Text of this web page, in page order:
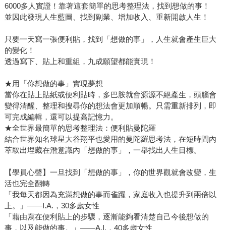
6000多人實證！靠著這套簡單的思考整理法，找到想做的事！
並因此發現人生藍圖、找到副業、增加收入、重新開啟人生！
只要一天寫一張便利貼，找到「想做的事」，人生就會產生巨大
的變化！
透過寫下、貼上和重組，九成願望都能實現！
★用「你想做的事」實現夢想
當你在貼上貼紙或便利貼時，多巴胺就會源源不絕產生，頭腦會
變得清醒、整理和搜尋你的想法會更加順暢。只需重新排列，即
可完成編輯，還可以提高記憶力。
★全世界最簡單的思考整理法：便利貼曼陀羅
結合世界知名球星大谷翔平也愛用的曼陀羅思考法，在短時間內
萃取出埋藏在潛意識內「想做的事」，一舉找出人生目標。
【學員心聲】一旦找到「想做的事」，你的世界觀就會改變，生
活也完全翻轉
「我每天都因為充滿想做的事而雀躍，家庭收入也提升到兩倍以
上。」——I.A.，30多歲女性
「藉由寫在便利貼上的步驟，逐漸能夠看清楚自己今後想做的
事，以及能做的事。」——A.I.，40多歲女性